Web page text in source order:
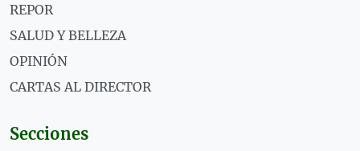
REPOR
SALUD Y BELLEZA
OPINIÓN
CARTAS AL DIRECTOR
Secciones